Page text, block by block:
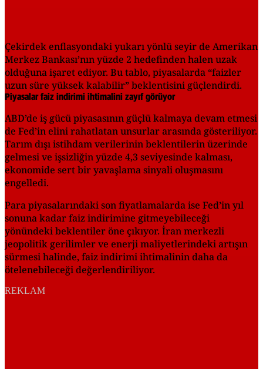
Çekirdek enflasyondaki yukarı yönlü seyir de Amerikan
Merkez Bankası’nın yüzde 2 hedefinden halen uzak
olduğuna işaret ediyor. Bu tablo, piyasalarda “faizler
uzun süre yüksek kalabilir” beklentisini güçlendirdi.
Piyasalar faiz indirimi ihtimalini zayıf görüyor
ABD’de iş gücü piyasasının güçlü kalmaya devam etmesi
de Fed’in elini rahatlatan unsurlar arasında gösteriliyor.
Tarım dışı istihdam verilerinin beklentilerin üzerinde
gelmesi ve işsizliğin yüzde 4,3 seviyesinde kalması,
ekonomide sert bir yavaşlama sinyali oluşmasını
engelledi.
Para piyasalarındaki son fiyatlamalarda ise Fed’in yıl
sonuna kadar faiz indirimine gitmeyebileceği
yönündeki beklentiler öne çıkıyor. İran merkezli
jeopolitik gerilimler ve enerji maliyetlerindeki artışın
sürmesi halinde, faiz indirimi ihtimalinin daha da
ötelenebileceği değerlendiriliyor.
REKLAM